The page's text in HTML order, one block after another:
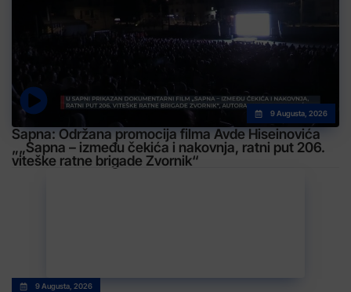
9 Augusta, 2026
Sapna: Održana promocija filma Avde Hiseinovića
„„Sapna – između čekića i nakovnja, ratni put 206.
viteške ratne brigade Zvornik“
9 Augusta, 2026